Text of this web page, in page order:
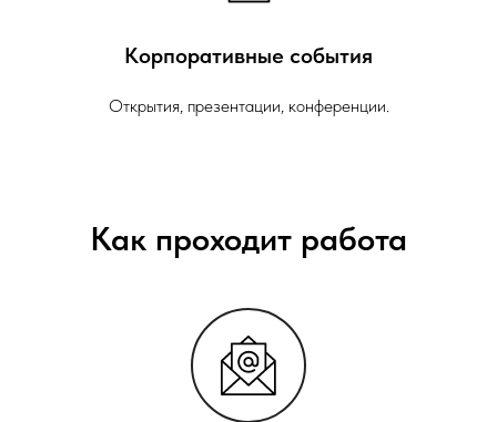
Корпоративные события
Открытия, презентации, конференции.
Как проходит работа